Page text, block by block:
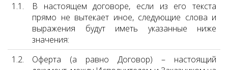
1.1.
В настоящем договоре, если из его текста
прямо не вытекает иное, следующие слова и
выражения будут иметь указанные ниже
значения:
1.2.
Оферта (а равно Договор) – настоящий